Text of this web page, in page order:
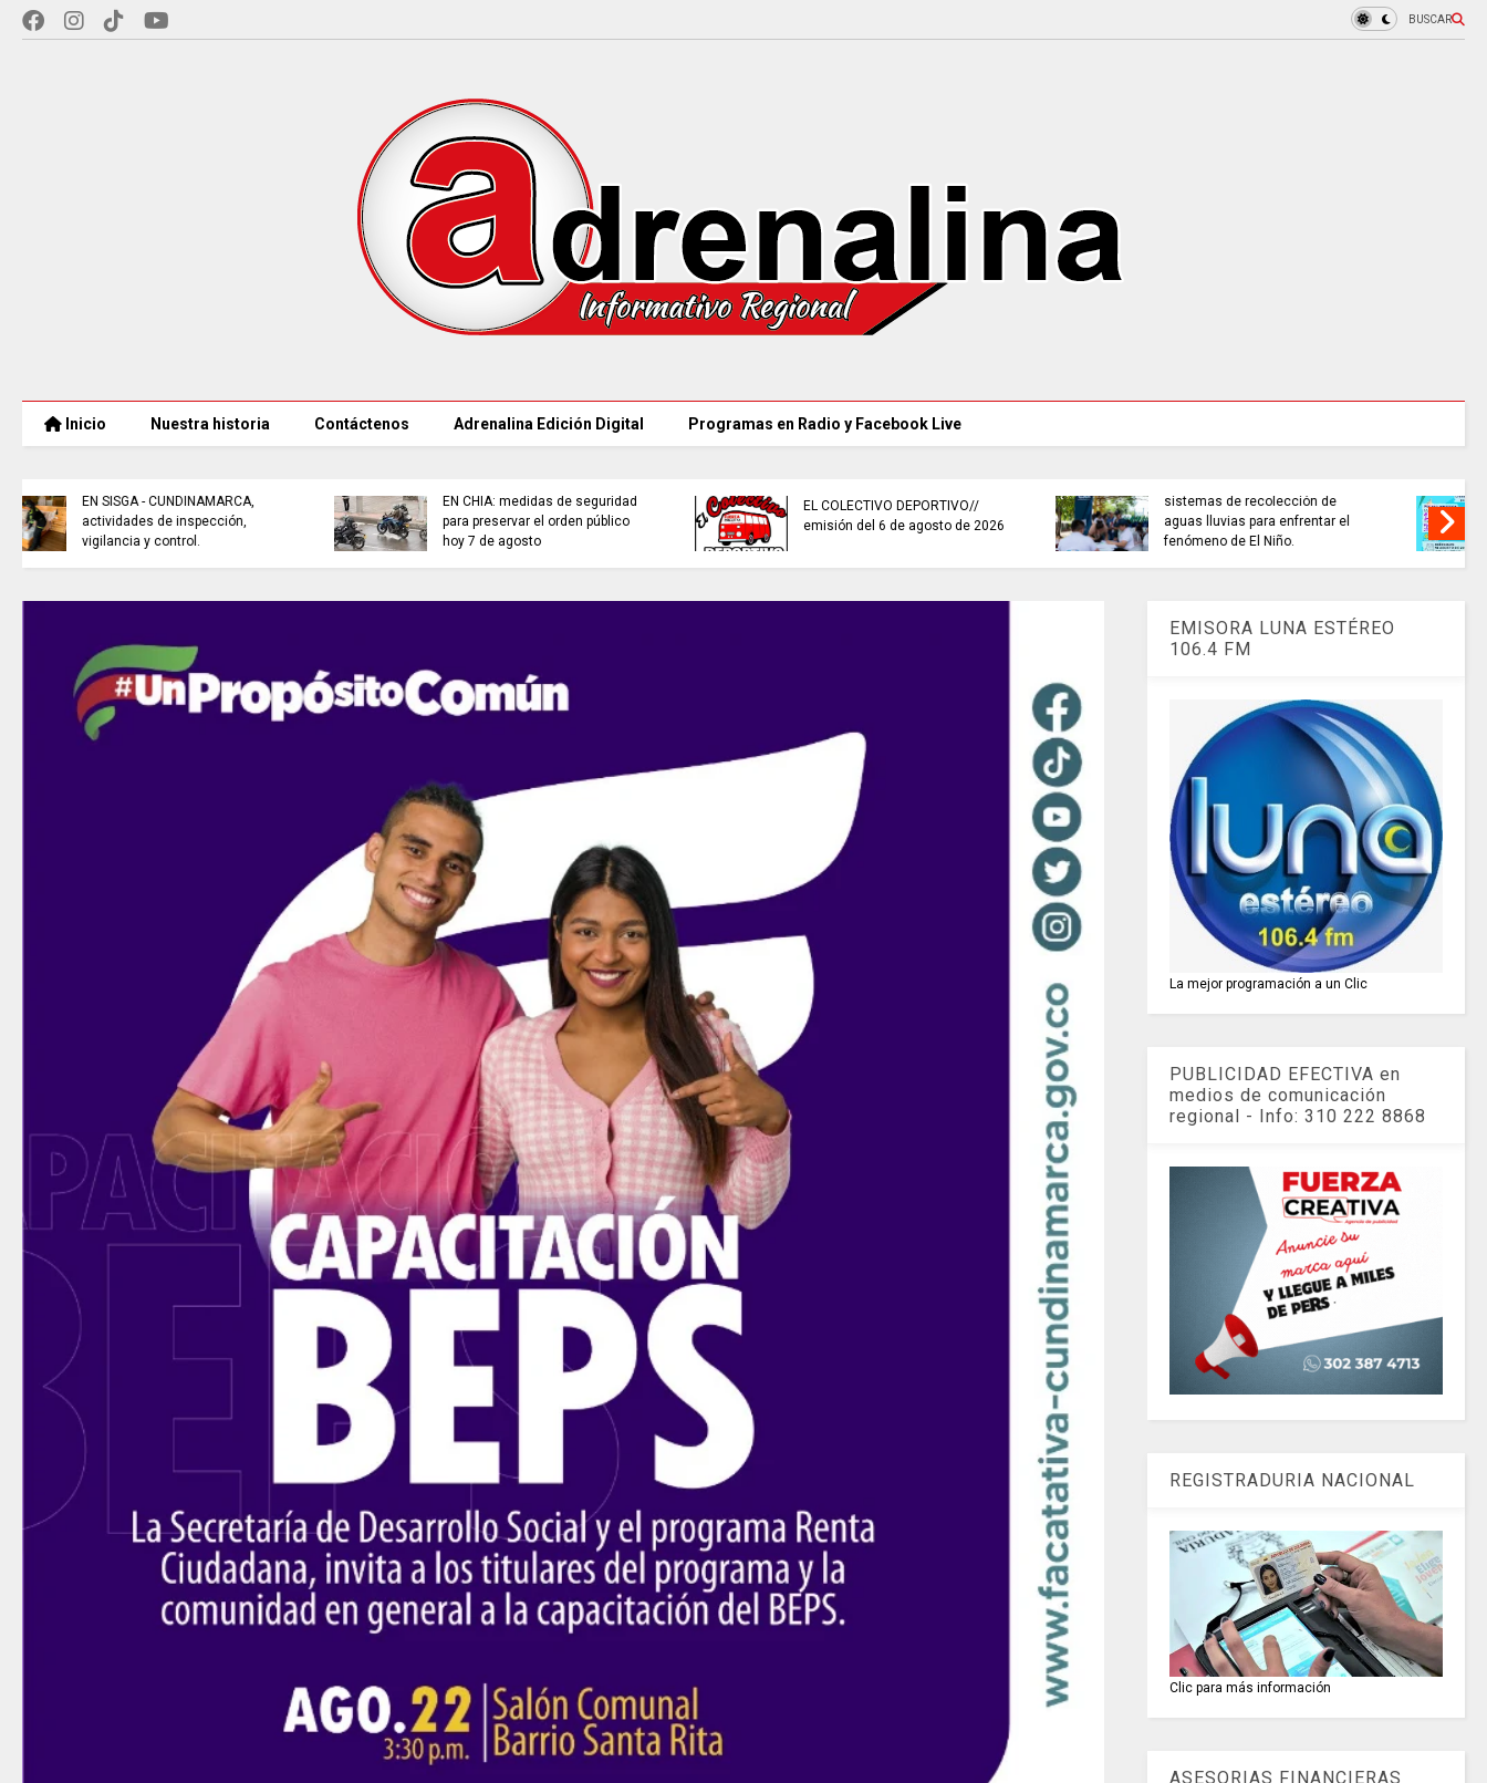
BUSCAR
Inicio Nuestra historia Contáctenos Adrenalina Edición Digital Programas en Radio y Facebook Live
sistemas de recolección de
aguas lluvias para enfrentar el
fenómeno de El Niño.
TRABAJO...........................si hay //
viernes 7 de agosto de 2026
ES HORA DE REFLEXIONAR
invitaciones públicas para
fortalecer las economías
culturales y creativas.
EMISORA LUNA ESTÉREO
106.4 FM
La mejor programación a un Clic
PUBLICIDAD EFECTIVA en
medios de comunicación
regional - Info: 310 222 8868
REGISTRADURIA NACIONAL
Clic para más información
ASESORIAS FINANCIERAS